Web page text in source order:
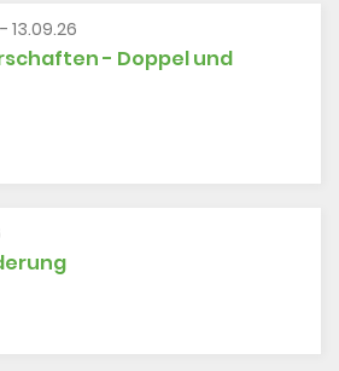
13.09.26
- Doppel und